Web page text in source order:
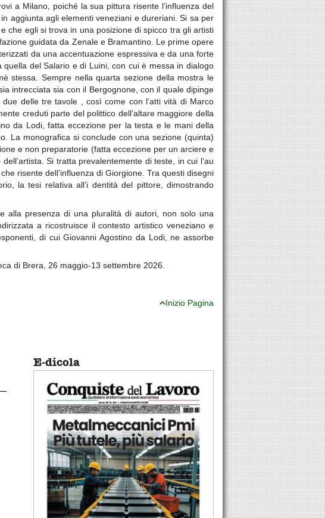
a Milano, poiché la sua pittura risente l’influenza del
aggiunta agli elementi veneziani e dureriani. Si sa per
che egli si trova in una posizione di spicco tra gli artisti
guidata da Zenale e Bramantino. Le prime opere
da una accentuazione espressiva e da una forte
del Salario e di Luini, con cui è messa in dialogo
stessa. Sempre nella quarta sezione della mostra le
intrecciata sia con il Bergognone, con il quale dipinge
delle tre tavole , così come con l’atti vità di Marco
creduti parte del polittico dell’altare maggiore della
da Lodi, fatta eccezione per la testa e le mani della
La monografica si conclude con una sezione (quinta)
e non preparatorie (fatta eccezione per un arciere e
Si tratta prevalentemente di teste, in cui l’au
risente dell’influenza di Giorgione. Tra questi disegni
la tesi relativa all’i dentità del pittore, dimostrando
alla presenza di una pluralità di autori, non solo una
a ricostruisce il contesto artistico veneziano e
di cui Giovanni Agostino da Lodi, ne assorbe
di Brera, 26 maggio-13 settembre 2026.
Inizio Pagina
E-dicola